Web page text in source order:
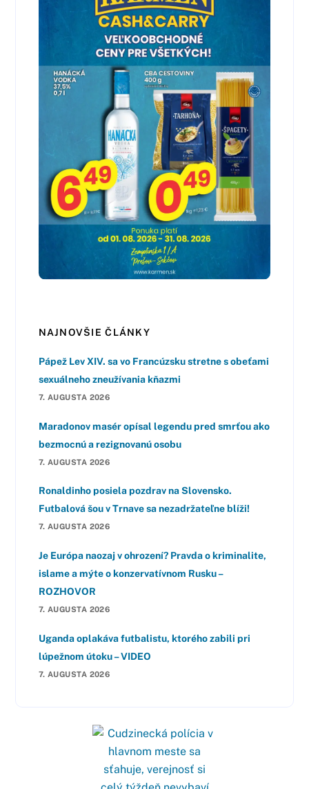
NAJNOVŠIE ČLÁNKY
Pápež Lev XIV. sa vo Francúzsku stretne s obeťami
sexuálneho zneužívania kňazmi
7. AUGUSTA 2026
Maradonov masér opísal legendu pred smrťou ako
bezmocnú a rezignovanú osobu
7. AUGUSTA 2026
Ronaldinho posiela pozdrav na Slovensko.
Futbalová šou v Trnave sa nezadržateľne blíži!
7. AUGUSTA 2026
Je Európa naozaj v ohrození? Pravda o kriminalite,
islame a mýte o konzervatívnom Rusku –
ROZHOVOR
7. AUGUSTA 2026
Uganda oplakáva futbalistu, ktorého zabili pri
lúpežnom útoku – VIDEO
7. AUGUSTA 2026